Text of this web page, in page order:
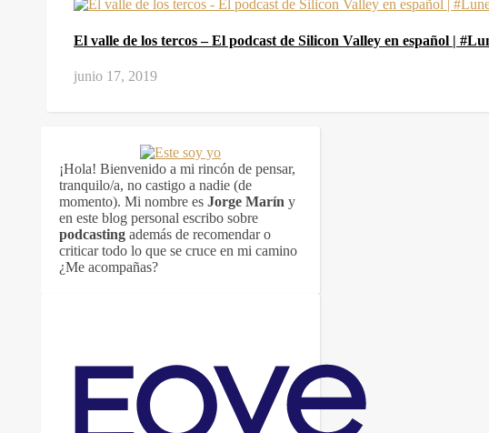
El valle de los tercos – El podcast de Silicon Valley en español |
junio 17, 2019
¡Hola! Bienvenido a mi rincón de pensar,
tranquilo/a, no castigo a nadie (de
momento). Mi nombre es Jorge Marín y
en este blog personal escribo sobre
podcasting además de recomendar o
criticar todo lo que se cruce en mi camino
¿Me acompañas?